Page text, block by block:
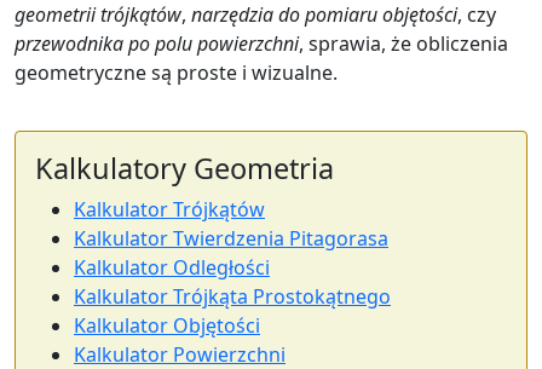
geometrii trójkątów, narzędzia do pomiaru objętości, czy
przewodnika po polu powierzchni, sprawia, że obliczenia
geometryczne są proste i wizualne.
Kalkulatory Geometria
Kalkulator Trójkątów
Kalkulator Twierdzenia Pitagorasa
Kalkulator Odległości
Kalkulator Trójkąta Prostokątnego
Kalkulator Objętości
Kalkulator Powierzchni